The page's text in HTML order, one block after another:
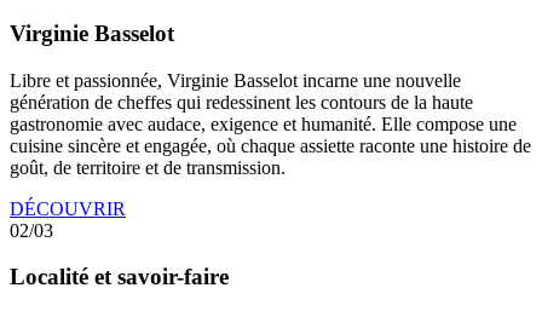
Virginie Basselot
Libre et passionnée, Virginie Basselot incarne une nouvelle
génération de cheffes qui redessinent les contours de la haute
gastronomie avec audace, exigence et humanité. Elle compose une
cuisine sincère et engagée, où chaque assiette raconte une histoire de
goût, de territoire et de transmission.
DÉCOUVRIR
02/03
Localité et savoir-faire